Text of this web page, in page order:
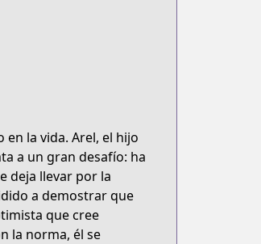
la vida. Arel, el hijo
a un gran desafío: ha
deja llevar por la
a demostrar que
que cree
la norma, él se